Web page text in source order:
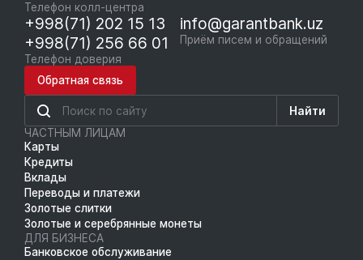
Телефон колл-центра
+998(71) 202 15 13
+998(71) 256 66 01
Телефон доверия
info@garantbank.uz
Приём писем и обращений
Обратная связь
Найти
ЧАСТНЫМ ЛИЦАМ
Карты
Кредиты
Вклады
Переводы и платежи
Золотые слитки
Золотые и серебрянные монеты
ДЛЯ БИЗНЕСА
Банковское обслуживание